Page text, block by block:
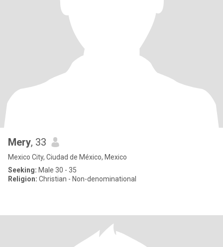
Mery, 33
Mexico City, Ciudad de México, Mexico
Seeking: Male 30 - 35
Religion: Christian - Non-denominational